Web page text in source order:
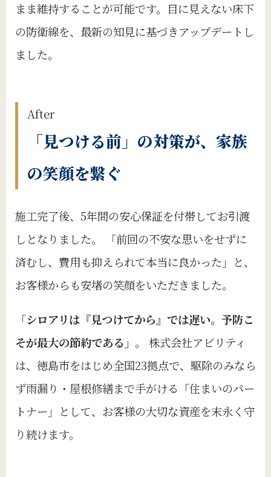
まま維持することが可能です。目に見えない床下
の防衛線を、最新の知見に基づきアップデートし
ました。
After
「見つける前」の対策が、家族
の笑顔を繋ぐ
施工完了後、5年間の安心保証を付帯してお引渡
しとなりました。 「前回の不安な思いをせずに
済むし、費用も抑えられて本当に良かった」と、
お客様からも安堵の笑顔をいただきました。
「シロアリは『見つけてから』では遅い。予防こ
そが最大の節約である」 。 株式会社アビリティ
は、徳島市をはじめ全国23拠点で、駆除のみなら
ず雨漏り・屋根修繕まで手がける「住まいのパー
トナー」として、お客様の大切な資産を末永く守
り続けます。